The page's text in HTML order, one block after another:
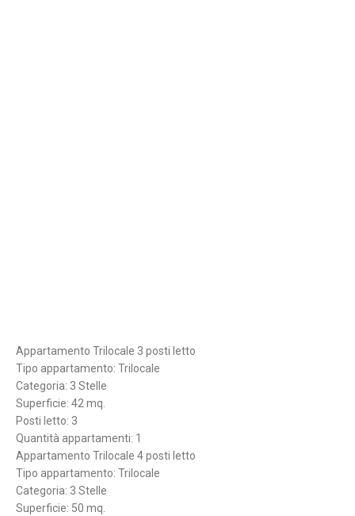
Appartamento Trilocale 3 posti letto
Tipo appartamento: Trilocale
Categoria: 3 Stelle
Superficie: 42 mq.
Posti letto: 3
Quantità appartamenti: 1
Appartamento Trilocale 4 posti letto
Tipo appartamento: Trilocale
Categoria: 3 Stelle
Superficie: 50 mq.